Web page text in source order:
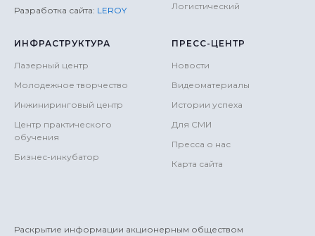
Разработка сайта: LEROY
Логистический
ИНФРАСТРУКТУРА
Лазерный центр
Молодежное творчество
Инжиниринговый центр
Центр практического
обучения
Бизнес-инкубатор
ПРЕСС-ЦЕНТР
Новости
Видеоматериалы
Истории успеха
Для СМИ
Пресса о нас
Карта сайта
Раскрытие информации акционерным обществом